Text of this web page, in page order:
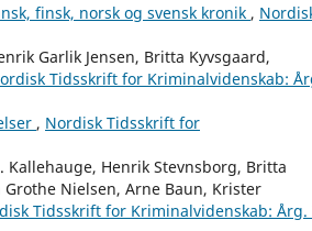
finsk, norsk og svensk kronik ,
Garlik Jensen, Britta Kyvsgaard,
Tidsskrift for Kriminalvidenskab:
, Nordisk Tidsskrift for
Kallehauge, Henrik Stevnsborg, Britta
Nielsen, Arne Baun, Krister
Tidsskrift for Kriminalvidenskab: Årg.